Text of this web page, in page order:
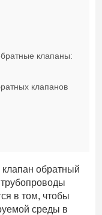
клапаны:
клапанов
обратный
в том, чтобы
среды в